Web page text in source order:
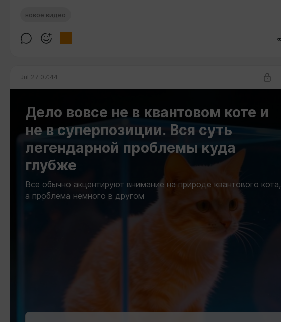
новое видео
Jul 27 07:44
Дело вовсе не в квантовом коте и
не в суперпозиции. Вся суть
легендарной проблемы куда
глубже
Все обычно акцентируют внимание на природе квантового кота,
а проблема немного в другом